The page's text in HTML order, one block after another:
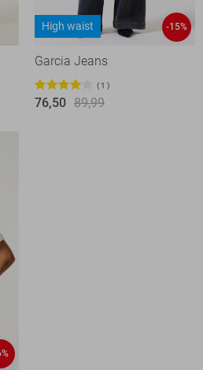
High waist -15%
Garcia Jeans
1
76,50 89,99